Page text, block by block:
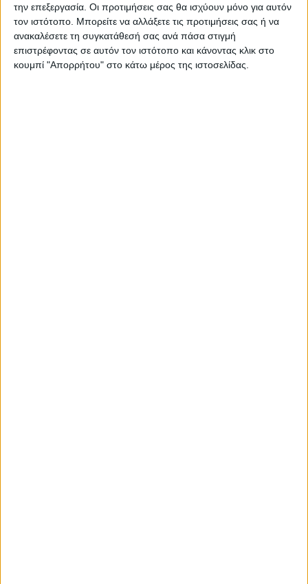
την επεξεργασία. Οι προτιμήσεις σας θα ισχύουν μόνο για αυτόν
τον ιστότοπο. Μπορείτε να αλλάξετε τις προτιμήσεις σας ή να
ανακαλέσετε τη συγκατάθεσή σας ανά πάσα στιγμή
επιστρέφοντας σε αυτόν τον ιστότοπο και κάνοντας κλικ στο
κουμπί "Απορρήτου" στο κάτω μέρος της ιστοσελίδας.